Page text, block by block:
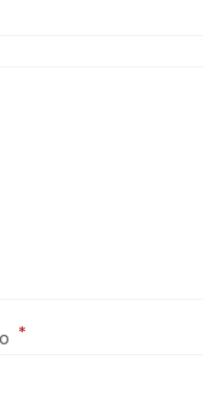
*